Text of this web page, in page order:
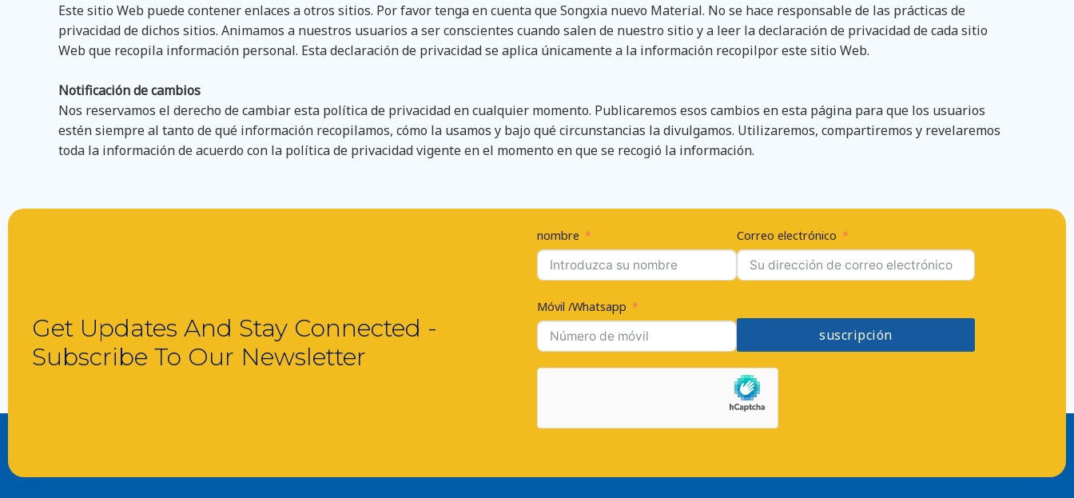
Este sitio Web puede contener enlaces a otros sitios. Por favor tenga en cuenta que Songxia nuevo Material. No se hace responsable de las prácticas de
privacidad de dichos sitios. Animamos a nuestros usuarios a ser conscientes cuando salen de nuestro sitio y a leer la declaración de privacidad de cada sitio
Web que recopila información personal. Esta declaración de privacidad se aplica únicamente a la información recopilpor este sitio Web.
Notificación de cambios
Nos reservamos el derecho de cambiar esta política de privacidad en cualquier momento. Publicaremos esos cambios en esta página para que los usuarios
estén siempre al tanto de qué información recopilamos, cómo la usamos y bajo qué circunstancias la divulgamos. Utilizaremos, compartiremos y revelaremos
toda la información de acuerdo con la política de privacidad vigente en el momento en que se recogió la información.
Get Updates And Stay Connected -
Subscribe To Our Newsletter
nombre
Móvil /Whatsapp
Correo electrónico
suscripción